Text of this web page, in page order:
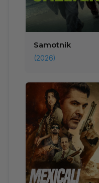
Samotnik
(2026)